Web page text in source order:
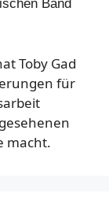
Band
Toby Gad
für
macht.